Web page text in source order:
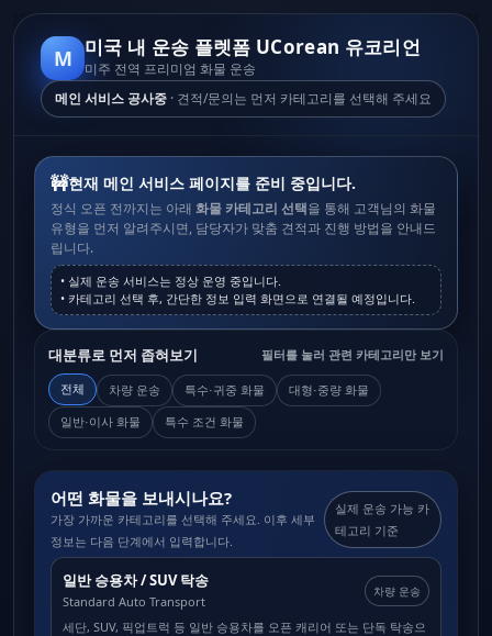
M 미국 내 운송 플렛폼 UCorean 유코리언
미주 전역 프리미엄 화물 운송
메인 서비스 공사중 · 견적/문의는 먼저 카테고리를 선택해 주세요
🚧현재 메인 서비스 페이지를 준비 중입니다.
정식 오픈 전까지는 아래 화물 카테고리 선택을 통해 고객님의 화물
유형을 먼저 알려주시면, 담당자가 맞춤 견적과 진행 방법을 안내드
립니다.
• 실제 운송 서비스는 정상 운영 중입니다.
• 카테고리 선택 후, 간단한 정보 입력 화면으로 연결될 예정입니다.
대분류로 먼저 좁혀보기 필터를 눌러 관련 카테고리만 보기
전체 차량 운송 특수·귀중 화물 대형·중량 화물
일반·이사 화물 특수 조건 화물
어떤 화물을 보내시나요?
가장 가까운 카테고리를 선택해 주세요. 이후 세부
정보는 다음 단계에서 입력합니다.
실제 운송 가능 카
테고리 기준
일반 승용차 / SUV 탁송
Standard Auto Transport
차량 운송
세단, SUV, 픽업트럭 등 일반 승용차를 오픈 캐리어 또는 단독 탁송으